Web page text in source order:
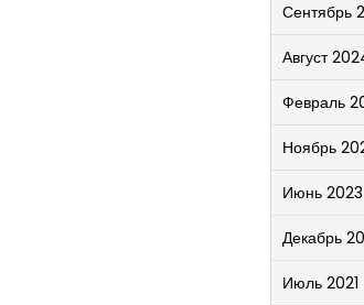
Сентябрь
Август
Февраль
Ноябрь
Июнь 2023
Декабрь
Июль 2021